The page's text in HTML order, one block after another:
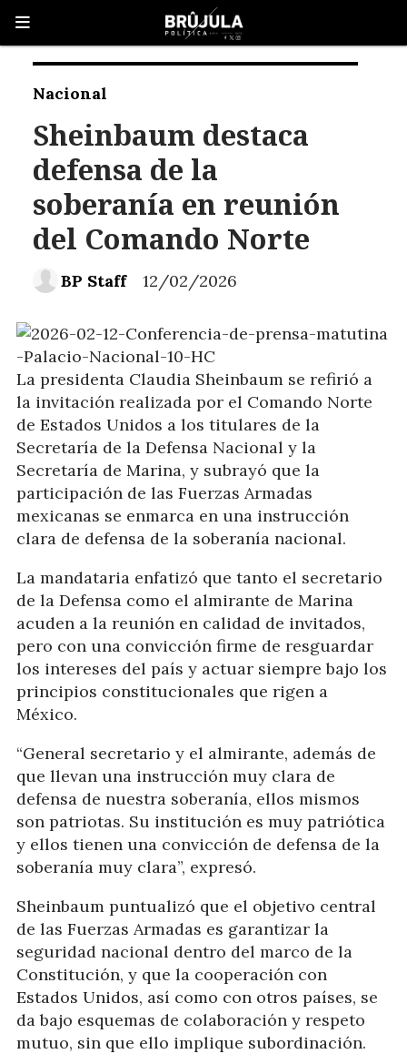
Sheinbaum destaca
defensa de la
soberanía en reunión
del Comando Norte
Nacional
12/02/2026
BP Staff
La presidenta Claudia Sheinbaum se refirió a
la invitación realizada por el Comando Norte
de Estados Unidos a los titulares de la
Secretaría de la Defensa Nacional y la
Secretaría de Marina, y subrayó que la
participación de las Fuerzas Armadas
mexicanas se enmarca en una instrucción
clara de defensa de la soberanía nacional.
La mandataria enfatizó que tanto el secretario
de la Defensa como el almirante de Marina
acuden a la reunión en calidad de invitados,
pero con una convicción firme de resguardar
los intereses del país y actuar siempre bajo los
principios constitucionales que rigen a
México.
“General secretario y el almirante, además de
que llevan una instrucción muy clara de
defensa de nuestra soberanía, ellos mismos
son patriotas. Su institución es muy patriótica
y ellos tienen una convicción de defensa de la
soberanía muy clara”, expresó.
Sheinbaum puntualizó que el objetivo central
de las Fuerzas Armadas es garantizar la
seguridad nacional dentro del marco de la
Constitución, y que la cooperación con
Estados Unidos, así como con otros países, se
da bajo esquemas de colaboración y respeto
mutuo, sin que ello implique subordinación.